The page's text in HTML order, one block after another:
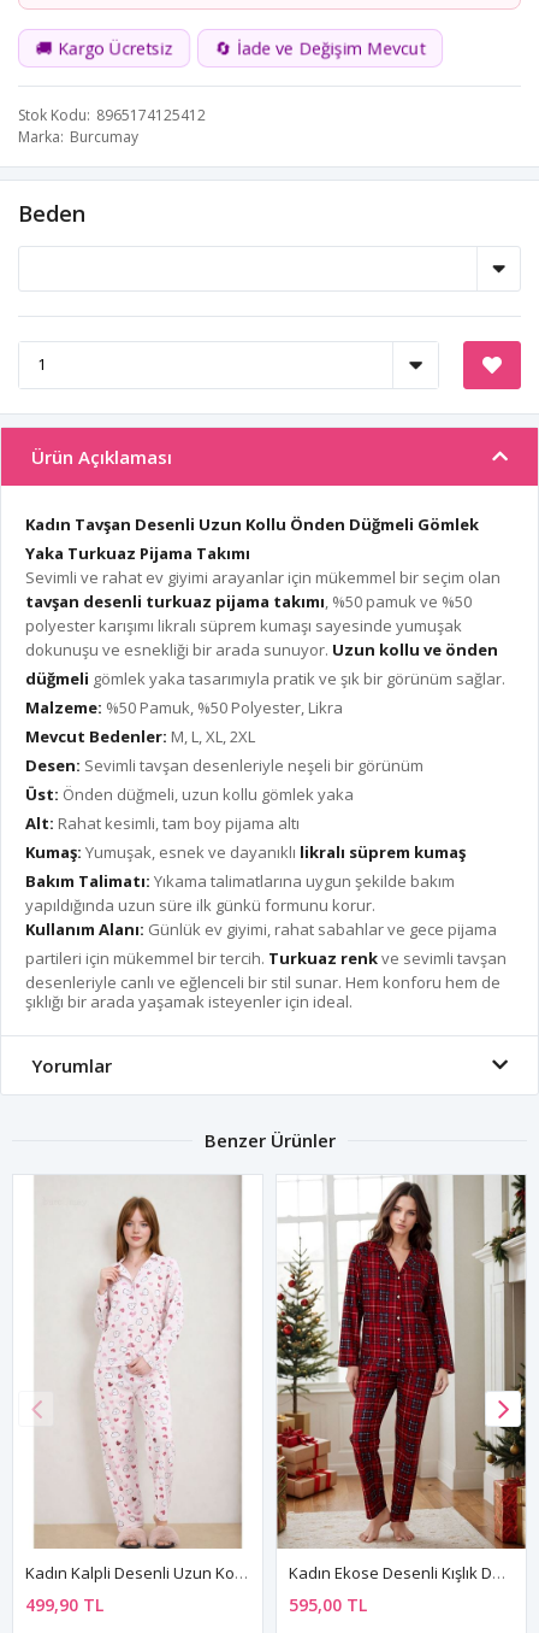
🚚 Kargo Ücretsiz 🔄 İade ve Değişim Mevcut
Stok Kodu 8965174125412
Marka Burcumay
Beden
Ürün Açıklaması
Kadın Tavşan Desenli Uzun Kollu Önden Düğmeli Gömlek
Yaka Turkuaz Pijama Takımı
Sevimli ve rahat ev giyimi arayanlar için mükemmel bir seçim olan
tavşan desenli turkuaz pijama takımı , %50 pamuk ve %50
polyester karışımı likralı süprem kumaşı sayesinde yumuşak
dokunuşu ve esnekliği bir arada sunuyor. Uzun kollu ve önden
düğmeli gömlek yaka tasarımıyla pratik ve şık bir görünüm sağlar.
Malzeme: %50 Pamuk, %50 Polyester, Likra
Mevcut Bedenler: M, L, XL, 2XL
Desen: Sevimli tavşan desenleriyle neşeli bir görünüm
Üst: Önden düğmeli, uzun kollu gömlek yaka
Alt: Rahat kesimli, tam boy pijama altı
Kumaş: Yumuşak, esnek ve dayanıklı likralı süprem kumaş
Bakım Talimatı: Yıkama talimatlarına uygun şekilde bakım
yapıldığında uzun süre ilk günkü formunu korur.
Kullanım Alanı: Günlük ev giyimi, rahat sabahlar ve gece pijama
partileri için mükemmel bir tercih. Turkuaz renkve sevimli tavşan
desenleriyle canlı ve eğlenceli bir stil sunar. Hem konforu hem de
şıklığı bir arada yaşamak isteyenler için ideal.
Yorumlar
Benzer Ürünler
Kadın Kalpli Desenli Uzun Kollu Önden Düğmeli Gömlek Yaka Pembe Pijama Takımı
499,90 TL
Kadın Ekose Desenli Kışlık Düğmeli Süet Yeni Yıl Temalı Yılbaşı Pijama Takımı
595,00 TL